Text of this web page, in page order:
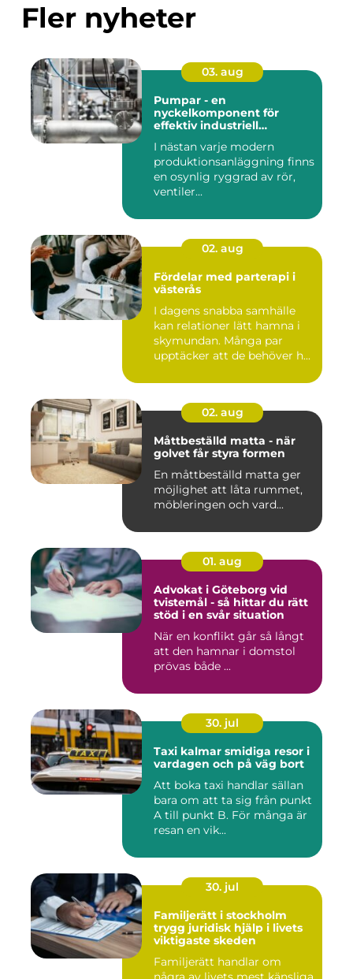
Fler nyheter
03. aug
Pumpar - en
nyckelkomponent för
effektiv industriell
I nästan varje modern
produktionsanläggning finns
en osynlig ryggrad av rör,
ventiler...
02. aug
Fördelar med parterapi i
västerås
I dagens snabba samhälle
kan relationer lätt hamna i
skymundan. Många par
upptäcker att de behöver h...
02. aug
Måttbeställd matta - när
golvet får styra formen
En måttbeställd matta ger
möjlighet att låta rummet,
möbleringen och vard...
01. aug
Advokat i Göteborg vid
tvistemål - så hittar du rätt
stöd i en svår situation
När en konflikt går så långt
att den hamnar i domstol
prövas både ...
30. jul
Taxi kalmar smidiga resor i
vardagen och på väg bort
Att boka taxi handlar sällan
bara om att ta sig från punkt
A till punkt B. För många är
resan en vik...
30. jul
Familjerätt i stockholm
trygg juridisk hjälp i livets
viktigaste skeden
Familjerätt handlar om